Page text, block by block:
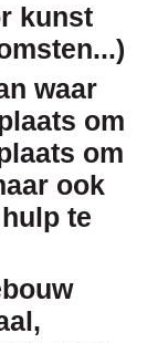
kunst
waar
om
om
ook
te